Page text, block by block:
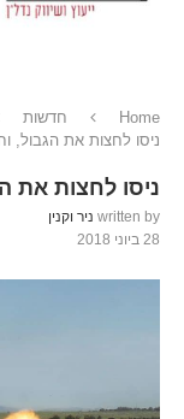
Home חדשות
ניסו לחצות את הגבול,
ניסו לחצות את
written by ניר וקנין
28 ביוני 2018